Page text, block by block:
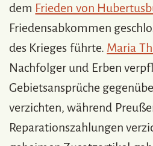
dem Frieden von
Friedensabkommen
des Krieges führte. Maria
Nachfolger und Erben
Gebietsansprüche
verzichten, während
Reparationszahlungen